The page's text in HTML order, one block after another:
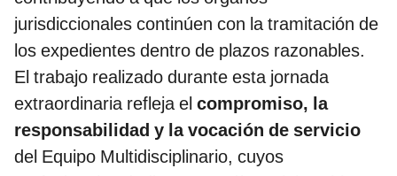
jurisdiccionales continúen con la tramitación de
los expedientes dentro de plazos razonables.
El trabajo realizado durante esta jornada
extraordinaria refleja el compromiso, la
responsabilidad y la vocación de servicio
del Equipo Multidisciplinario, cuyos